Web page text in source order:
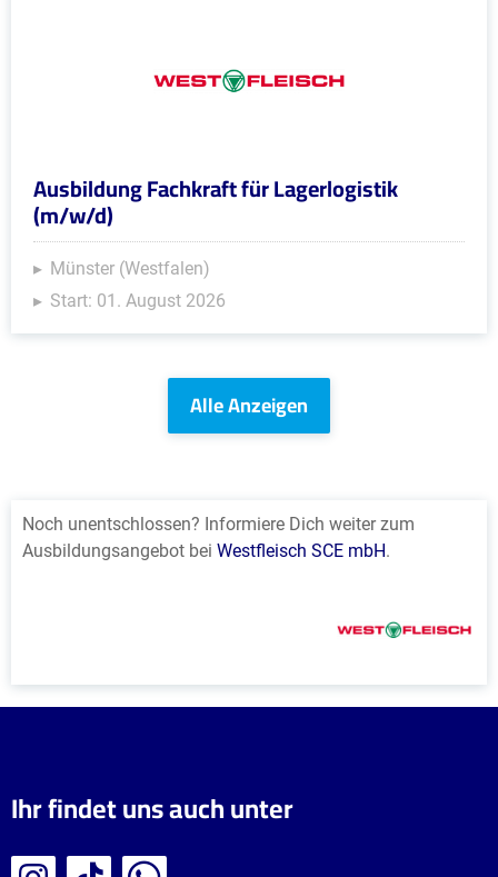
Ausbildung Fachkraft für Lagerlogistik
(m/w/d)
Münster (Westfalen)
Start: 01. August 2026
Alle Anzeigen
Noch unentschlossen? Informiere Dich weiter zum
Ausbildungsangebot bei Westfleisch SCE mbH.
Ihr findet uns auch unter